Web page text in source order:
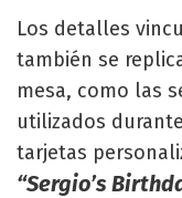
Los detalles
también se
mesa, como las
utilizados
tarjetas
“Sergio’s